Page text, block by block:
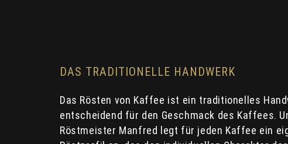
DAS TRADITIONELLE HANDWERK
Das Rösten von Kaffee ist ein traditionelles
entscheidend für den Geschmack des Kaffees.
Röstmeister Manfred legt für jeden Kaffee ein